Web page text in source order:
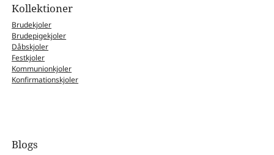
Kollektioner
Brudekjoler
Brudepigekjoler
Dåbskjoler
Festkjoler
Kommunionkjoler
Konfirmationskjoler
Blogs